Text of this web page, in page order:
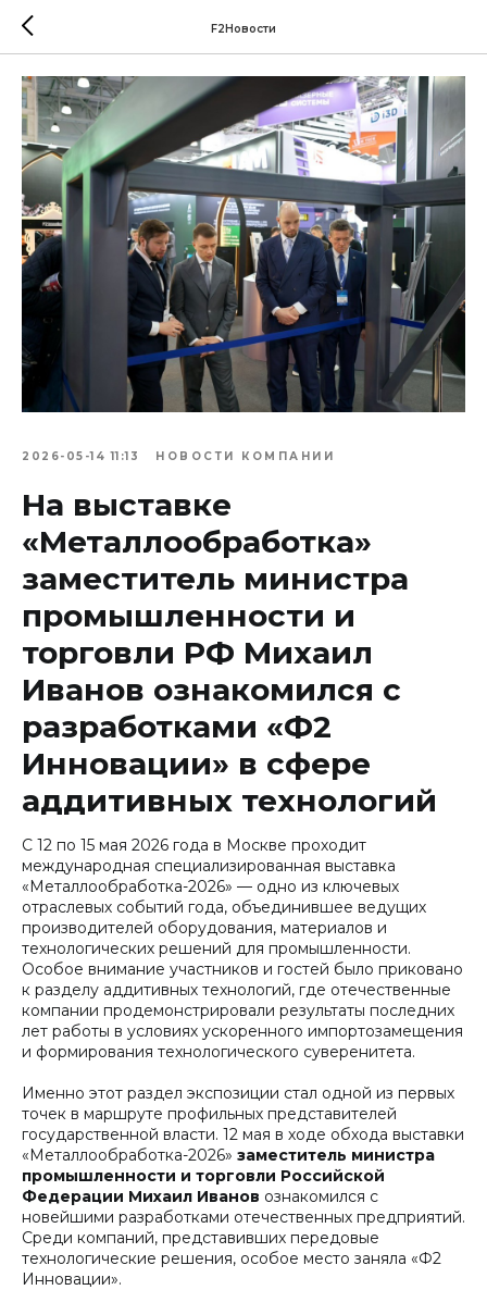
F2Новости
2026-05-14 11:13 НОВОСТИ КОМПАНИИ
На выставке
«Металлообработка»
заместитель министра
промышленности и
торговли РФ Михаил
Иванов ознакомился с
разработками «Ф2
Инновации» в сфере
аддитивных технологий
С 12 по 15 мая 2026 года в Москве проходит
международная специализированная выставка
«Металлообработка-2026» — одно из ключевых
отраслевых событий года, объединившее ведущих
производителей оборудования, материалов и
технологических решений для промышленности.
Особое внимание участников и гостей было приковано
к разделу аддитивных технологий, где отечественные
компании продемонстрировали результаты последних
лет работы в условиях ускоренного импортозамещения
и формирования технологического суверенитета.
Именно этот раздел экспозиции стал одной из первых
точек в маршруте профильных представителей
государственной власти. 12 мая в ходе обхода выставки
«Металлообработка-2026» заместитель министра
промышленности и торговли Российской
Федерации Михаил Иванов ознакомился с
новейшими разработками отечественных предприятий.
Среди компаний, представивших передовые
технологические решения, особое место заняла «Ф2
Инновации».